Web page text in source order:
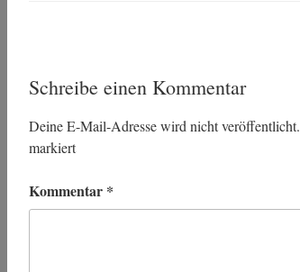
Schreibe einen Kommentar
Deine E-Mail-Adresse wird nicht veröffentlicht.
markiert
Kommentar *